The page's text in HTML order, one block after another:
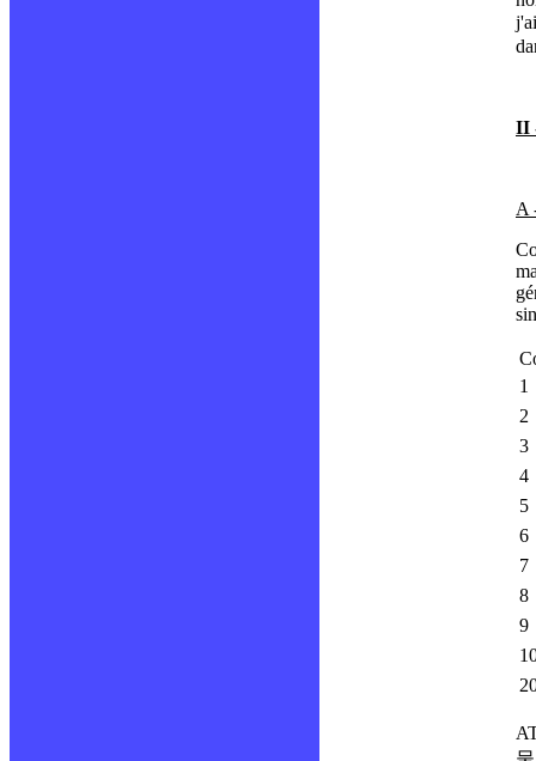
II
A
1
2
3
4
5
6
7
8
9